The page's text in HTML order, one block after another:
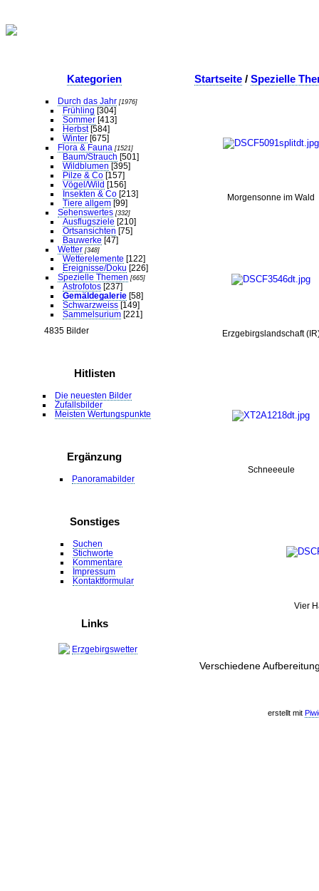
Kategorien
Durch das Jahr [1976]
Frühling [304]
Sommer [413]
Herbst [584]
Winter [675]
Flora & Fauna [1521]
Baum/Strauch [501]
Wildblumen [395]
Pilze & Co [157]
Vögel/Wild [156]
Insekten & Co [213]
Tiere allgem [99]
Sehenswertes [332]
Ausflugsziele [210]
Ortsansichten [75]
Bauwerke [47]
Wetter [348]
Wetterelemente [122]
Ereignisse/Doku [226]
Spezielle Themen [665]
Astrofotos [237]
Gemäldegalerie [58]
Schwarzweiss [149]
Sammelsurium [221]
4835 Bilder
Hitlisten
Die neuesten Bilder
Zufallsbilder
Meisten Wertungspunkte
Ergänzung
Panoramabilder
Sonstiges
Suchen
Stichworte
Kommentare
Impressum
Kontaktformular
Links
Erzgebirgswetter
Startseite/ Spezielle
Morgensonne im Wald
Erzgebirgslandschaft
Schneeeule
Vier
Verschiedene
erstellt mit